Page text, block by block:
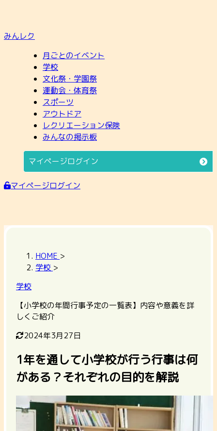
みんレク
月ごとのイベント
学校
文化祭・学園祭
運動会・体育祭
スポーツ
アウトドア
レクリエーション保険
みんなの掲示板
マイページログイン
マイページログイン
HOME >
学校 >
学校
【小学校の年間行事予定の一覧表】内容や意義を詳
しくご紹介
2024年3月27日
1年を通して小学校が行う行事は何
がある？それぞれの目的を解説